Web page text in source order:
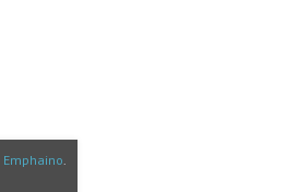
Emphaino.